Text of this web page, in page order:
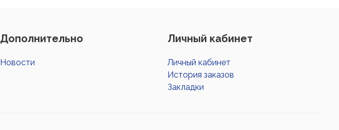
Дополнительно
Новости
Личный кабинет
Личный кабинет
История заказов
Закладки